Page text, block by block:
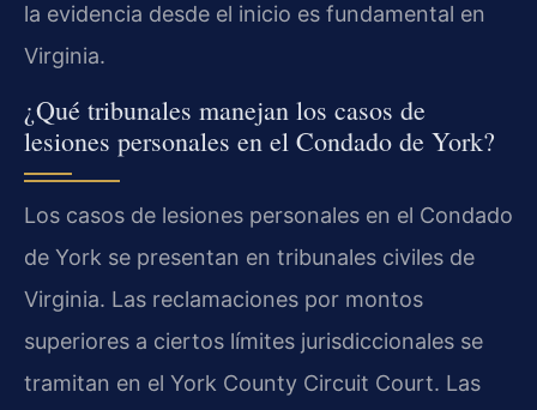
la evidencia desde el inicio es fundamental en
Virginia.
¿Qué tribunales manejan los casos de
lesiones personales en el Condado de York?
Los casos de lesiones personales en el Condado
de York se presentan en tribunales civiles de
Virginia. Las reclamaciones por montos
superiores a ciertos límites jurisdiccionales se
tramitan en el York County Circuit Court. Las